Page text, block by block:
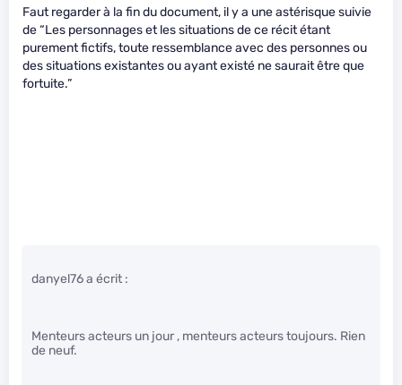
Faut regarder à la fin du document, il y a une astérisque suivie
de “Les personnages et les situations de ce récit étant
purement fictifs, toute ressemblance avec des personnes ou
des situations existantes ou ayant existé ne saurait être que
fortuite.”
danyel76 a écrit :
Menteurs acteurs un jour , menteurs acteurs toujours. Rien
de neuf.